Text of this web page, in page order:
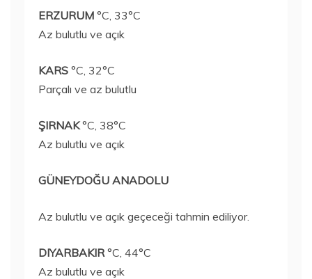
ERZURUM °C, 33°C
Az bulutlu ve açık
KARS °C, 32°C
Parçalı ve az bulutlu
ŞIRNAK°C, 38°C
Az bulutlu ve açık
GÜNEYDOĞU ANADOLU
Az bulutlu ve açık geçeceği tahmin ediliyor.
DIYARBAKIR°C, 44°C
Az bulutlu ve açık